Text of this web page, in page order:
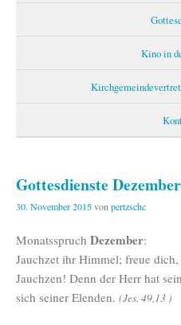
Kino in
Gottesdienste
30. November 2015von pertzschc
Monatsspruch Dezember:
Jauchzet ihr Himmel; freue
Jauchzen! Denn der Herr hat
sich seiner Elenden. (Jes. 49,13 )